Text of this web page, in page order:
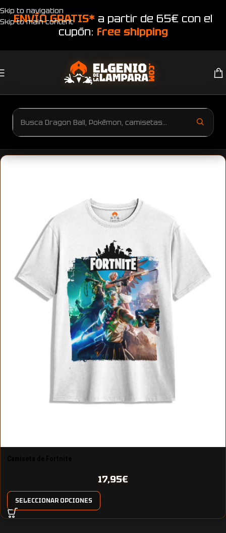
Skip to navigation
Skip to main content
ENVÍO GRATIS* a partir de 65€ con el
cupón: free shipping
Inicio Productos etiquetados “Camiseta Fortnite”
17,95€
SELECCIONAR OPCIONES